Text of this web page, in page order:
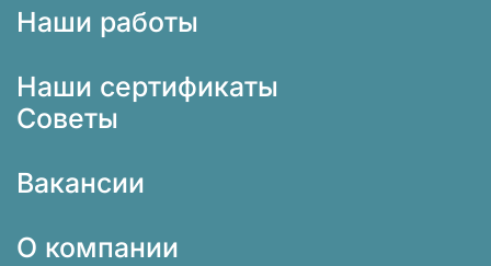
Наши работы
Наши сертификаты
Советы
Вакансии
О компании